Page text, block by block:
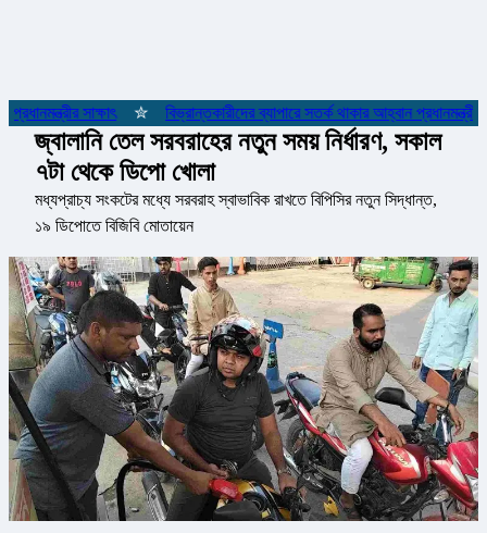
সাক্ষাৎ বিভ্রান্তকারীদের ব্যাপারে সতর্ক থাকার আহ্বান প্রধানমন্ত্রীর
জ্বালানি তেল সরবরাহের নতুন সময় নির্ধারণ, সকাল
৭টা থেকে ডিপো খোলা
মধ্যপ্রাচ্য সংকটের মধ্যে সরবরাহ স্বাভাবিক রাখতে বিপিসির নতুন সিদ্ধান্ত,
১৯ ডিপোতে বিজিবি মোতায়েন